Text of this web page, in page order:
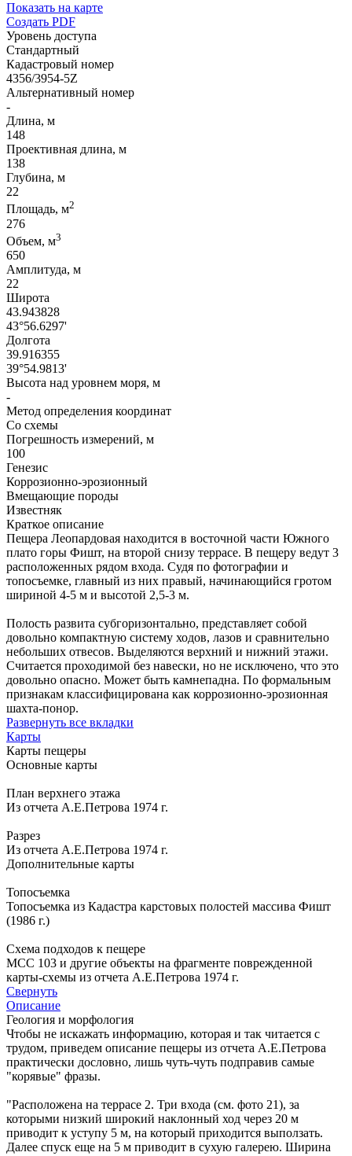
Показать на карте
Создать PDF
Уровень доступа
Стандартный
Кадастровый номер
4356/3954-5Z
Альтернативный номер
-
Длина, м
148
Проективная длина, м
138
Глубина, м
22
Площадь, м2
276
Объем, м3
650
Амплитуда, м
22
Широта
43.943828
43°56.6297'
Долгота
39.916355
39°54.9813'
Высота над уровнем моря, м
-
Метод определения координат
Со схемы
Погрешность измерений, м
100
Генезис
Коррозионно-эрозионный
Вмещающие породы
Известняк
Краткое описание
Пещера Леопардовая находится в восточной части Южного
плато горы Фишт, на второй снизу террасе. В пещеру ведут 3
расположенных рядом входа. Судя по фотографии и
топосъемке, главный из них правый, начинающийся гротом
шириной 4-5 м и высотой 2,5-3 м.
Полость развита субгоризонтально, представляет собой
довольно компактную систему ходов, лазов и сравнительно
небольших отвесов. Выделяются верхний и нижний этажи.
Считается проходимой без навески, но не исключено, что это
довольно опасно. Может быть камнепадна. По формальным
признакам классифицирована как коррозионно-эрозионная
шахта-понор.
Развернуть все вкладки
Карты
Карты пещеры
Основные карты
План верхнего этажа
Из отчета А.Е.Петрова 1974 г.
Разрез
Из отчета А.Е.Петрова 1974 г.
Дополнительные карты
Топосъемка
Топосъемка из Кадастра карстовых полостей массива Фишт
(1986 г.)
Схема подходов к пещере
МСС 103 и другие объекты на фрагменте поврежденной
карты-схемы из отчета А.Е.Петрова 1974 г.
Свернуть
Описание
Геология и морфология
Чтобы не искажать информацию, которая и так читается с
трудом, приведем описание пещеры из отчета А.Е.Петрова
практически дословно, лишь чуть-чуть подправив самые
"корявые" фразы.
"Расположена на террасе 2. Три входа (см. фото 21), за
которыми низкий широкий наклонный ход через 20 м
приводит к уступу 5 м, на который приходится выползать.
Далее спуск еще на 5 м приводит в сухую галерею. Ширина